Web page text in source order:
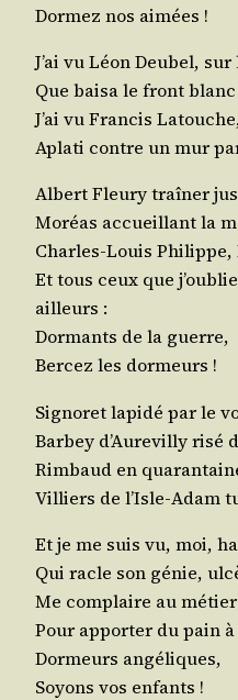
Dor­mez nos aimées !
J’ai vu Léon Deu­bel,
Que bai­sa le front
J’ai vu Fran­cis
Apla­ti contre un mur
Albert Fleu­ry traî­ner
Moréas accueillant la
Charles-Louis
Et tous ceux que
ailleurs :
Dor­mants de la guerre,
Ber­cez les dormeurs !
Signo­ret lapi­dé par le
Bar­bey d’Au­re­vil­ly risé
Rim­baud en
Vil­liers de l’Isle-Adam
Et je me suis vu, moi,
Qui racle son génie,
Me com­plaire au
Pour appor­ter du pain
Dor­meurs angéliques,
Soyons vos enfants !